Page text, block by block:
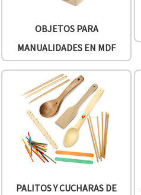
OBJETOS PARA
MANUALIDADES EN MDF
PALITOS Y CUCHARAS DE